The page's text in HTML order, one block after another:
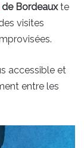
de Bordeauxte
visites
accessible et
entre les